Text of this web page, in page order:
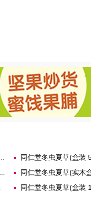
同仁堂冬虫夏草(盒装
同仁堂冬虫夏草(实木
同仁堂冬虫夏草(盒装